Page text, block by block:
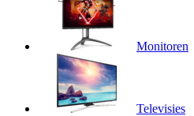
Monitoren
Televisies